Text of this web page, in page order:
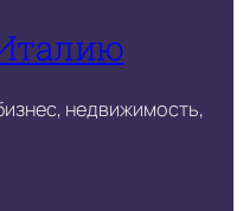
недвижимость,